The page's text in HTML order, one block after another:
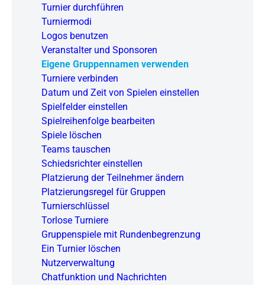
Turnier durchführen
Turniermodi
Logos benutzen
Veranstalter und Sponsoren
Eigene Gruppennamen verwenden
Turniere verbinden
Datum und Zeit von Spielen einstellen
Spielfelder einstellen
Spielreihenfolge bearbeiten
Spiele löschen
Teams tauschen
Schiedsrichter einstellen
Platzierung der Teilnehmer ändern
Platzierungsregel für Gruppen
Turnierschlüssel
Torlose Turniere
Gruppenspiele mit Rundenbegrenzung
Ein Turnier löschen
Nutzerverwaltung
Chatfunktion und Nachrichten